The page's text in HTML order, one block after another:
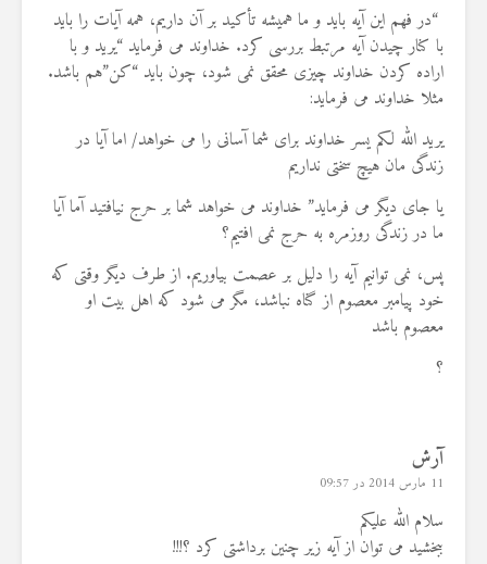
“در فهم این آیه باید و ما همیشه تأکید بر آن داریم، همه آیات را باید
با کنار چیدن آیه مرتبط بررسی کرد. خداوند می فرماید “یرید و با
اراده کردن خداوند چیزی محقق نمی شود، چون باید “کن”هم باشد.
مثلا خداوند می فرماید:
یرید الله لکم یسر خداوند برای شما آسانی را می خواهد/ اما آیا در
زندگی مان هیچ سختی نداریم
یا جای دیگر می فرماید” خداوند می خواهد شما بر حرج نیافتید آما آیا
ما در زندگی روزمره به حرج نمی افتیم؟
پس، نمی توانیم آیه را دلیل بر عصمت بیاوریم. از طرف دیگر وقتی که
خود پیامبر معصوم از گناه نباشد، مگر می شود که اهل بیت او
معصوم باشد
؟
آرش
11 مارس 2014 در 09:57
سلام الله علیکم
ببخشید می توان از آیه زیر چنین برداشتی کرد ؟!!!